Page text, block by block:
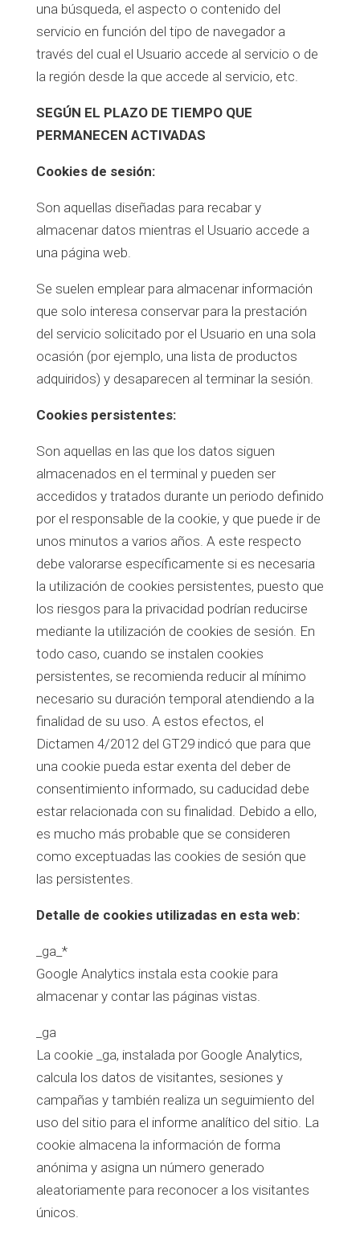
una búsqueda, el aspecto o contenido del
servicio en función del tipo de navegador a
través del cual el Usuario accede al servicio o de
la región desde la que accede al servicio, etc.
SEGÚN EL PLAZO DE TIEMPO QUE
PERMANECEN ACTIVADAS
Cookies de sesión:
Son aquellas diseñadas para recabar y
almacenar datos mientras el Usuario accede a
una página web.
Se suelen emplear para almacenar información
que solo interesa conservar para la prestación
del servicio solicitado por el Usuario en una sola
ocasión (por ejemplo, una lista de productos
adquiridos) y desaparecen al terminar la sesión.
Cookies persistentes:
Son aquellas en las que los datos siguen
almacenados en el terminal y pueden ser
accedidos y tratados durante un periodo definido
por el responsable de la cookie, y que puede ir de
unos minutos a varios años. A este respecto
debe valorarse específicamente si es necesaria
la utilización de cookies persistentes, puesto que
los riesgos para la privacidad podrían reducirse
mediante la utilización de cookies de sesión. En
todo caso, cuando se instalen cookies
persistentes, se recomienda reducir al mínimo
necesario su duración temporal atendiendo a la
finalidad de su uso. A estos efectos, el
Dictamen 4/2012 del GT29 indicó que para que
una cookie pueda estar exenta del deber de
consentimiento informado, su caducidad debe
estar relacionada con su finalidad. Debido a ello,
es mucho más probable que se consideren
como exceptuadas las cookies de sesión que
las persistentes.
Detalle de cookies utilizadas en esta web:
_ga_*
Google Analytics instala esta cookie para
almacenar y contar las páginas vistas.
_ga
La cookie _ga, instalada por Google Analytics,
calcula los datos de visitantes, sesiones y
campañas y también realiza un seguimiento del
uso del sitio para el informe analítico del sitio. La
cookie almacena la información de forma
anónima y asigna un número generado
aleatoriamente para reconocer a los visitantes
únicos.